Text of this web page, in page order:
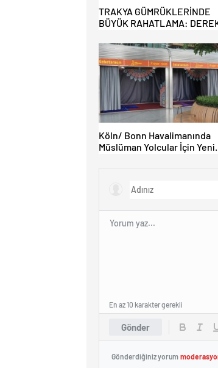
TRAKYA GÜMRÜKLERİNDE
BÜYÜK RAHATLAMA:
AÇILIYOR!
Köln/ Bonn Havalimanında
Müslüman Yolcular İçin Yeni
Gönder
En az 10 karakter gerekli
Gönderdiğiniz yorum